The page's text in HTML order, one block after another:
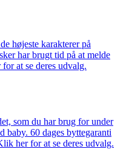
højeste karakterer på
har brugt tid på at melde
at se deres udvalg.
som du har brug for under
baby. 60 dages byttegaranti
her for at se deres udvalg.